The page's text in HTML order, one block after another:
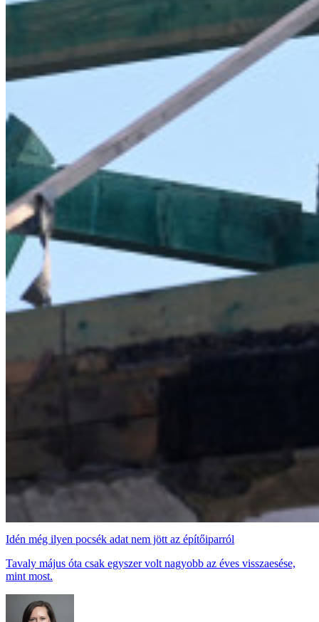
Idén még ilyen pocsék adat nem jött az építőiparról
Tavaly május óta csak egyszer volt nagyobb az éves visszaesése,
mint most.